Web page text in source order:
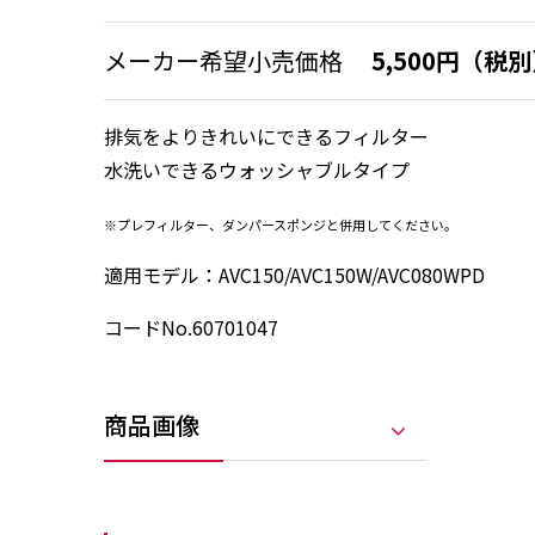
メーカー希望小売価格 5,500円（税
排気をよりきれいにできるフィルター
水洗いできるウォッシャブルタイプ
※プレフィルター、ダンパースポンジと併用してください。
適用モデル：AVC150/AVC150W/AVC080WPD
コードNo.60701047
商品画像